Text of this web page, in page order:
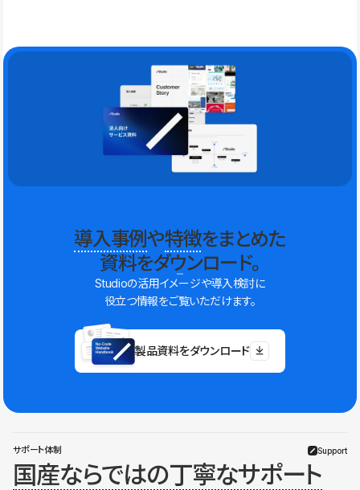
導入事例や特徴をまとめた
資料をダウンロード。
Studioの活用イメージや導入検討に
役立つ情報をご覧いただけます。
製品資料をダウンロード
サポート体制 Support
国産ならではの丁寧なサポート